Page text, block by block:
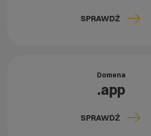
SPRAWDŹ
Domena
.app
SPRAWDŹ